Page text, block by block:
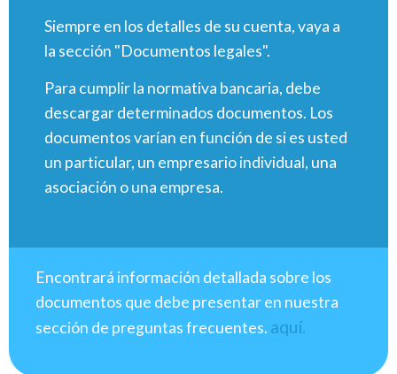
Siempre en los detalles de su cuenta, vaya a
la sección "Documentos legales".
Para cumplir la normativa bancaria, debe
descargar determinados documentos. Los
documentos varían en función de si es usted
un particular, un empresario individual, una
asociación o una empresa.
Encontrará información detallada sobre los
documentos que debe presentar en nuestra
sección de preguntas frecuentes. aquí.